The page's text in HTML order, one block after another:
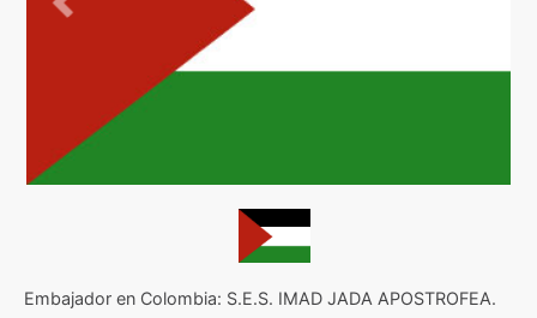
Anterior
Embajador en Colombia: S.E.S. IMAD JADA APOSTROFEA.